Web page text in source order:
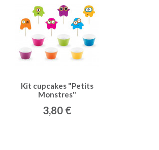
Kit cupcakes "Petits
Monstres"
3,80 €